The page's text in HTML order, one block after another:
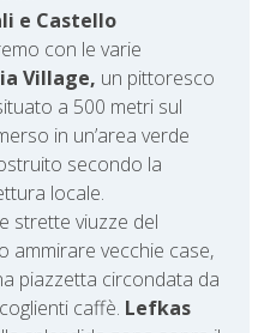
e Castello
con le varie
Village, un pittoresco
a 500 metri sul
in un’area verde
secondo la
locale.
strette viuzze del
ammirare vecchie case,
piazzetta circondata da
caffè. Lefkas